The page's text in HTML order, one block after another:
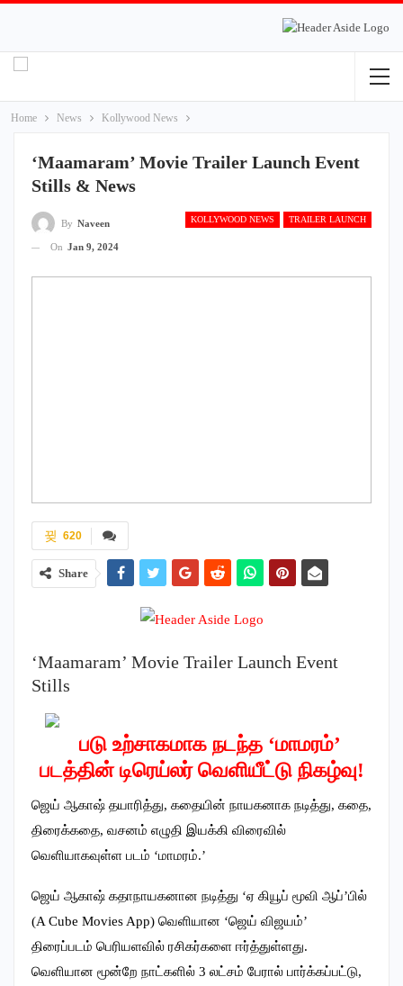
Home News Kollywood News
‘Maamaram’ Movie Trailer Launch Event
Stills & News
KOLLYWOOD NEWS TRAILER LAUNCH
By Naveen
On Jan 9, 2024
620
Share
‘Maamaram’ Movie Trailer Launch Event
Stills
படு உற்சாகமாக நடந்த ‘மாமரம்’
படத்தின் டிரெய்லர் வெளியீட்டு நிகழ்வு!
ஜெய் ஆகாஷ் தயாரித்து, கதையின் நாயகனாக நடித்து, கதை,
திரைக்கதை, வசனம் எழுதி இயக்கி விரைவில்
வெளியாகவுள்ள படம் ‘மாமரம்.’
ஜெய் ஆகாஷ் கதாநாயகனான நடித்து ‘ஏ கியூப் மூவி ஆப்’பில்
(A Cube Movies App) வெளியான ‘ஜெய் விஜயம்’
திரைப்படம் பெரியளவில் ரசிகர்களை ஈர்த்துள்ளது.
வெளியான மூன்றே நாட்களில் 3 லட்சம் பேரால் பார்க்கப்பட்டு,